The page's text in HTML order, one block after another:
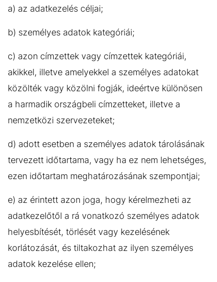
a) az adatkezelés céljai;
b) személyes adatok kategóriái;
c) azon címzettek vagy címzettek kategóriái,
akikkel, illetve amelyekkel a személyes adatokat
közölték vagy közölni fogják, ideértve különösen
a harmadik országbeli címzetteket, illetve a
nemzetközi szervezeteket;
d) adott esetben a személyes adatok tárolásának
tervezett időtartama, vagy ha ez nem lehetséges,
ezen időtartam meghatározásának szempontjai;
e) az érintett azon joga, hogy kérelmezheti az
adatkezelőtől a rá vonatkozó személyes adatok
helyesbítését, törlését vagy kezelésének
korlátozását, és tiltakozhat az ilyen személyes
adatok kezelése ellen;